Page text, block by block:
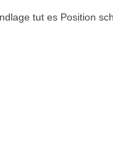
tut es Position